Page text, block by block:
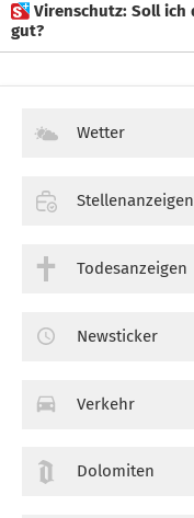
 Virenschutz: Soll ich dafür zahlen oder ist gratis auch ganz
gut?
Wetter
Stellenanzeigen
Todesanzeigen
Newsticker
Verkehr
Dolomiten